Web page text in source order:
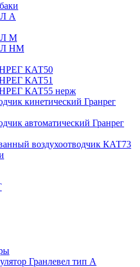
А
М
НМ
КАТ50
КАТ51
КАТ55 нерж
кинетический Гранрег
автоматический Гранрег
воздухоотводчик КАТ73
Гранлевел тип А